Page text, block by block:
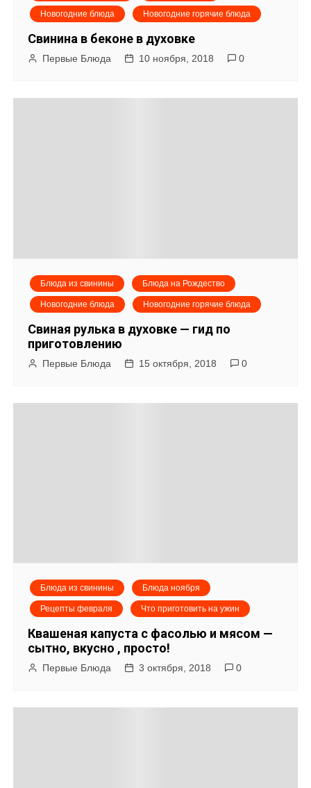
Новогодние блюда Новогодние горячие блюда
Свинина в беконе в духовке
Первые Блюда 10 ноября, 2018 0
Блюда из свинины Блюда на Рождество
Новогодние блюда Новогодние горячие блюда
Свиная рулька в духовке — гид по
приготовлению
Первые Блюда 15 октября, 2018 0
Блюда из свинины Блюда ноября
Рецепты февраля Что приготовить на ужин
Квашеная капуста с фасолью и мясом —
сытно, вкусно , просто!
Первые Блюда 3 октября, 2018 0